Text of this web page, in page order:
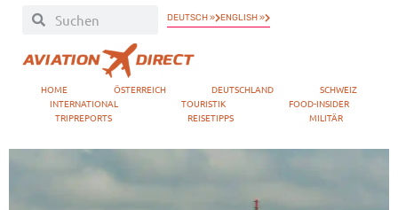
DEUTSCH » ENGLISH »
HOME ÖSTERREICH DEUTSCHLAND
SCHWEIZ
INTERNATIONAL
TOURISTIK
FOOD-INSIDER
TRIPREPORTS
REISETIPPS MILITÄR